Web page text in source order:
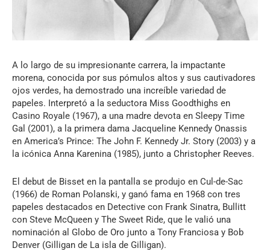
A lo largo de su impresionante carrera, la impactante
morena, conocida por sus pómulos altos y sus cautivadores
ojos verdes, ha demostrado una increíble variedad de
papeles. Interpretó a la seductora Miss Goodthighs en
Casino Royale (1967), a una madre devota en Sleepy Time
Gal (2001), a la primera dama Jacqueline Kennedy Onassis
en America’s Prince: The John F. Kennedy Jr. Story (2003) y a
la icónica Anna Karenina (1985), junto a Christopher Reeves.
El debut de Bisset en la pantalla se produjo en Cul-de-Sac
(1966) de Roman Polanski, y ganó fama en 1968 con tres
papeles destacados en Detective con Frank Sinatra, Bullitt
con Steve McQueen y The Sweet Ride, que le valió una
nominación al Globo de Oro junto a Tony Franciosa y Bob
Denver (Gilligan de La isla de Gilligan).